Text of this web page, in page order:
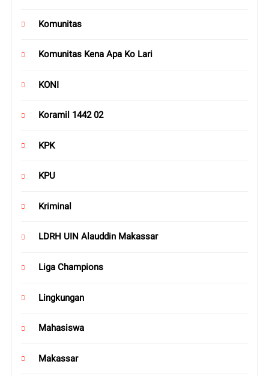
Komunitas
Komunitas Kena Apa Ko Lari
KONI
Koramil 1442 02
KPK
KPU
Kriminal
LDRH UIN Alauddin Makassar
Liga Champions
Lingkungan
Mahasiswa
Makassar